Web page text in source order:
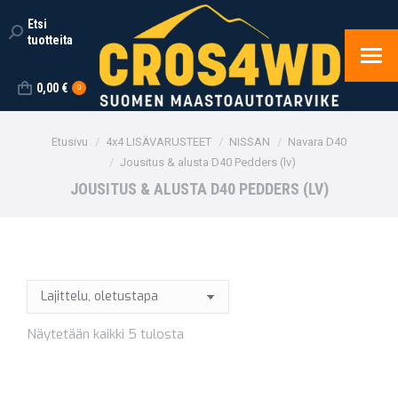
Search:
Etsi
tuotteita
0,00 € 0
You are here:
Etusivu 4x4 LISÄVARUSTEET NISSAN
Navara D40
Jousitus & alusta D40 Pedders (lv)
JOUSITUS & ALUSTA D40 PEDDERS (LV)
Näytetään kaikki 5 tulosta